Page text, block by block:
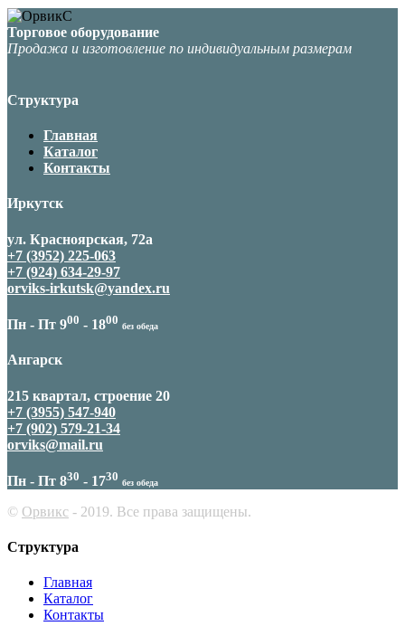
Торговое оборудование
Продажа и изготовление по индивидуальным размерам
Структура
Главная
Каталог
Контакты
Иркутск
ул. Красноярская, 72а
+7 (3952) 225-063
+7 (924) 634-29-97
orviks-irkutsk@yandex.ru
Пн - Пт 900 - 1800 без обеда
Ангарск
215 квартал, строение 20
+7 (3955) 547-940
+7 (902) 579-21-34
orviks@mail.ru
Пн - Пт 830 - 1730 без обеда
© Орвикс - 2019. Все права защищены.
Структура
Главная
Каталог
Контакты